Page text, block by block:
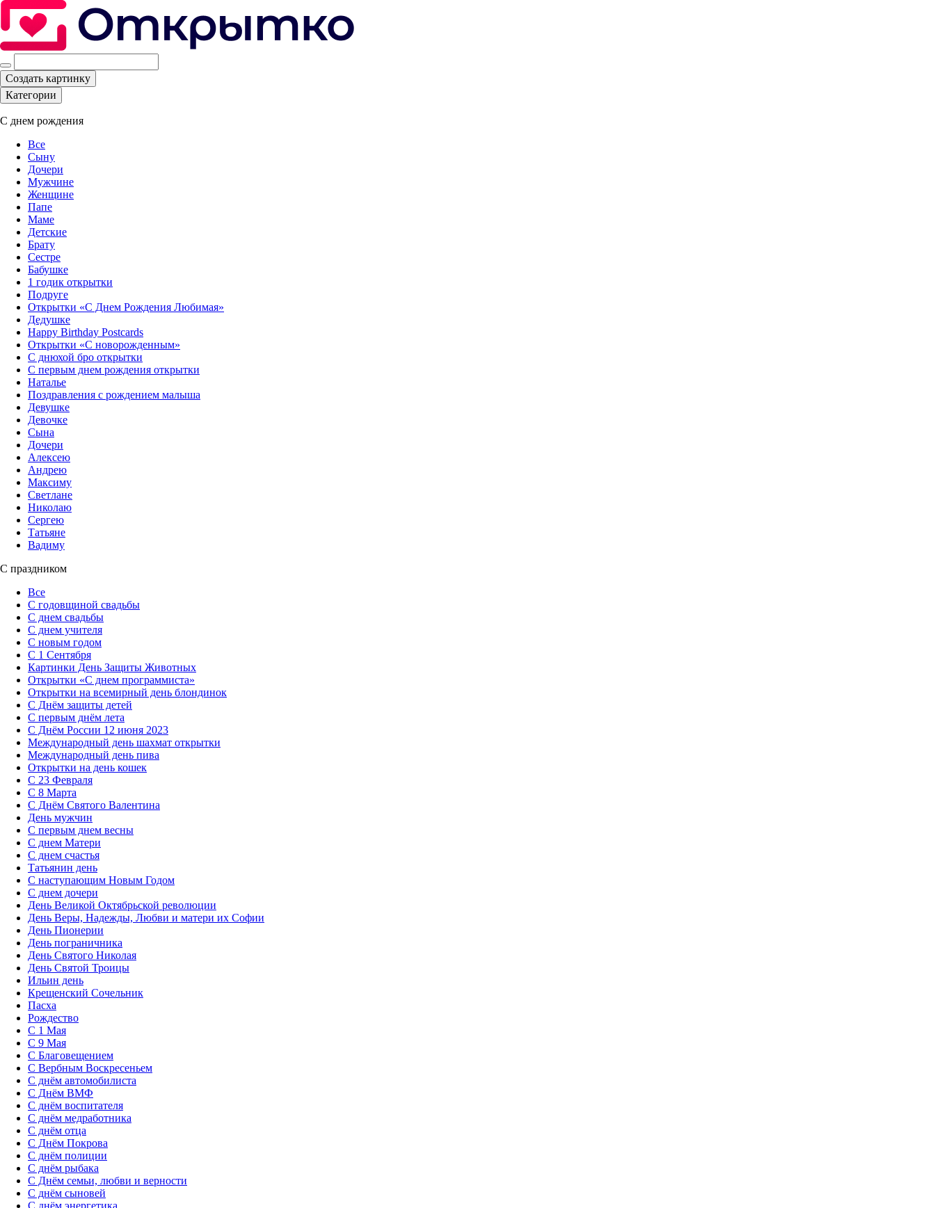
Создать картинку
Категории
С днем рождения
Все
Сыну
Дочери
Мужчине
Женщине
Папе
Маме
Детские
Брату
Сестре
Бабушке
1 годик открытки
Подруге
Открытки «С Днем Рождения Любимая»‎
Дедушке
Happy Birthday Postcards
Открытки «‎С новорожденным»
С днюхой бро открытки
С первым днем рождения открытки
Наталье
Поздравления с рождением малыша
Девушке
Девочке
Сына
Дочери
Алексею
Андрею
Максиму
Светлане
Николаю
Сергею
Татьяне
Вадиму
С праздником
Все
С годовщиной свадьбы
С днем свадьбы
С днем учителя
С новым годом
С 1 Сентября
Картинки День Защиты Животных
Открытки «‎С днем программиста»‎
Открытки на всемирный день блондинок
С Днём защиты детей
С первым днём лета
С Днём России 12 июня 2023
Международный день шахмат открытки
Международный день пива
Открытки на день кошек
С 23 Февраля
С 8 Марта
С Днём Святого Валентина
День мужчин
С первым днем весны
С днем Матери
C днем счастья
Татьянин день
C наступающим Новым Годом
C днем дочери
День Великой Октябрьской революции
День Веры, Надежды, Любви и матери их Софии
День Пионерии
День пограничника
День Святого Николая
День Святой Троицы
Ильин день
Крещенский Сочельник
Пасха
Рождество
С 1 Мая
С 9 Мая
С Благовещением
С Вербным Воскресеньем
С днём автомобилиста
С Днём ВМФ
С днём воспитателя
С днём медработника
С днём отца
С Днём Покрова
С днём полиции
С днём рыбака
С Днём семьи, любви и верности
С днём сыновей
С днём энергетика